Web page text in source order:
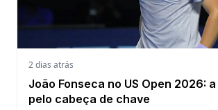
2 dias atrás
João Fonseca no US Open 2026:
pelo cabeça de chave